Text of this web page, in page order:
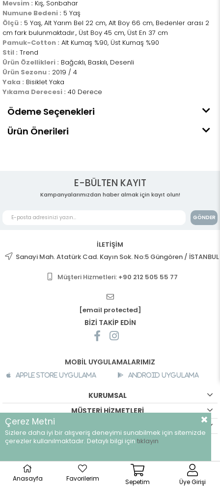
Mevsim : Kış, Sonbahar
Numune Bedeni : 5 Yaş
Ölçü : 5 Yaş, Alt Yarım Bel 22 cm, Alt Boy 66 cm, Bedenler arası 2
cm fark bulunmaktadır., Üst Boy 45 cm, Üst En 37 cm
Pamuk-Cotton : Alt Kumaş %90, Üst Kumaş %90
Stil : Trend
Ürün Özellikleri : Bağcıklı, Baskılı, Desenli
Ürün Sezonu : 2019 / 4
Yaka : Bisiklet Yaka
Yıkama Derecesi : 40 Derece
Ödeme Seçenekleri
Ürün Önerileri
E-BÜLTEN KAYIT
Kampanyalarımızdan haber almak için kayıt olun!
GÖNDER
İLETİŞİM
Sanayi Mah. Atatürk Cad. Kayın Sok. No:5 Güngören / İSTANBUL
Müşteri Hizmetleri: +90 212 505 55 77
[email protected]
BİZİ TAKİP EDİN
MOBİL UYGULAMALARIMIZ
Apple Store Uygulama Android Uygulama
KURUMSAL
MÜŞTERİ HİZMETLERİ
©breeze.com.tr - Tüm hakları saklıdır.
Anasayfa Favorilerim Sepetim Üye Girişi
Çerez Metni
Sizlere daha iyi bir alışveriş deneyimi sunabilmek için sitemizde
çerezler kullanılmaktadır. Detaylı bilgi için tıklayın